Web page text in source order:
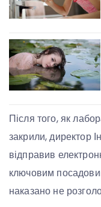
Після того, як
закрили, директор
відправив
ключовим
наказано не